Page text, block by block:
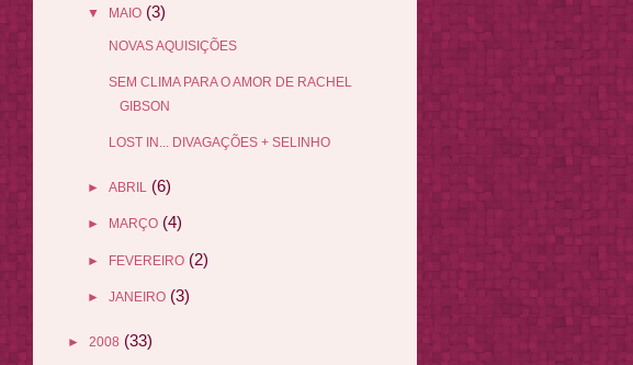
▼ MAIO (3)
NOVAS AQUISIÇÕES
SEM CLIMA PARA O AMOR DE RACHEL
GIBSON
LOST IN... DIVAGAÇÕES + SELINHO
► ABRIL (6)
► MARÇO (4)
► FEVEREIRO (2)
► JANEIRO (3)
► 2008 (33)